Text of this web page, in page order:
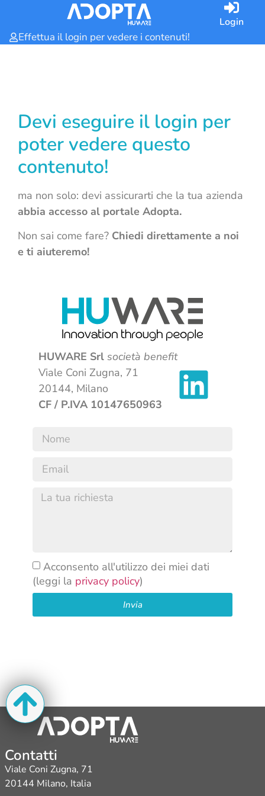
Login
Effettua il login per vedere i contenuti!
Devi eseguire il login per
poter vedere questo
contenuto!
ma non solo: devi assicurarti che la tua azienda
abbia accesso al portale Adopta.
Non sai come fare? Chiedi direttamente a noi
e ti aiuteremo!
HUWARE Srl società benefit
Viale Coni Zugna, 71
20144, Milano
CF / P.IVA 10147650963
Acconsento all'utilizzo dei miei dati
(leggi la privacy policy)
Invia
Contatti
Viale Coni Zugna, 71
20144 Milano, Italia